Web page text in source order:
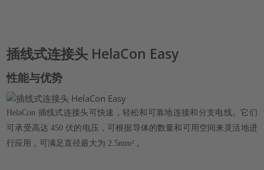
插线式连接头 HelaCon Easy
性能与优势
HelaCon 插线式连接头可快速，轻松和可靠地连接和分支电线。它们
可承受高达 450 伏的电压，可根据导体的数量和可用空间来灵活地进
行应用，可满足直径最大为 2.5mm² 。